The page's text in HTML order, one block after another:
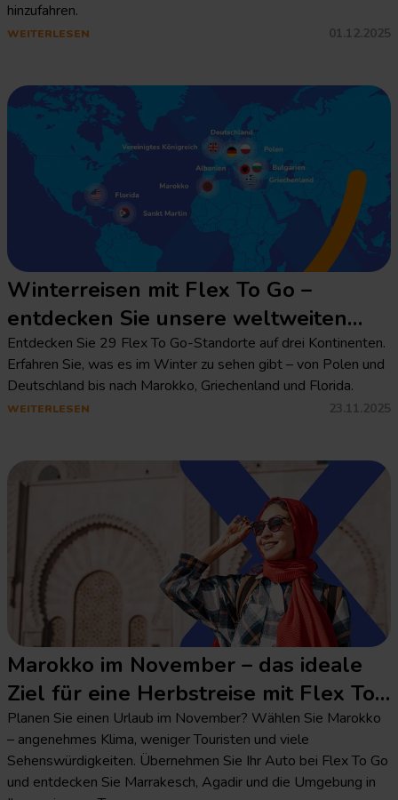
hinzufahren.
WEITERLESEN 01.12.2025
Winterreisen mit Flex To Go –
entdecken Sie unsere weltweiten
Standorte
Entdecken Sie 29 Flex To Go-Standorte auf drei Kontinenten.
Erfahren Sie, was es im Winter zu sehen gibt – von Polen und
Deutschland bis nach Marokko, Griechenland und Florida.
WEITERLESEN 23.11.2025
Marokko im November – das ideale
Ziel für eine Herbstreise mit Flex To
Go
Planen Sie einen Urlaub im November? Wählen Sie Marokko
– angenehmes Klima, weniger Touristen und viele
Sehenswürdigkeiten. Übernehmen Sie Ihr Auto bei Flex To Go
und entdecken Sie Marrakesch, Agadir und die Umgebung in